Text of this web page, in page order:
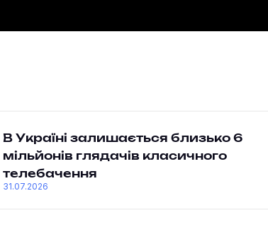
В Україні залишається близько 6
мільйонів глядачів класичного
телебачення
31.07.2026